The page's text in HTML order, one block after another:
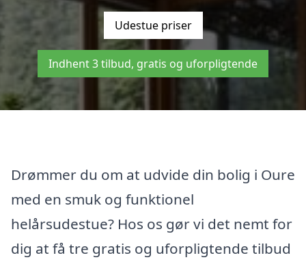
Udestue priser
Indhent 3 tilbud, gratis og uforpligtende
Drømmer du om at udvide din bolig i Oure
med en smuk og funktionel
helårsudestue? Hos os gør vi det nemt for
dig at få tre gratis og uforpligtende tilbud